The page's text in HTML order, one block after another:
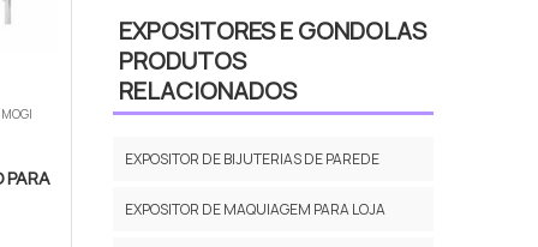
PARA
EXPOSITORES E GONDOLAS
PRODUTOS
RELACIONADOS
EXPOSITOR DE BIJUTERIAS DE PAREDE
EXPOSITOR DE MAQUIAGEM PARA LOJA